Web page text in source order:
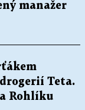
manažer
Teta.
Rohlíku